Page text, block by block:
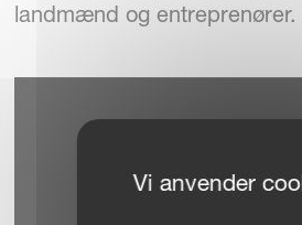
landmænd og entreprenører.
Vi anvender